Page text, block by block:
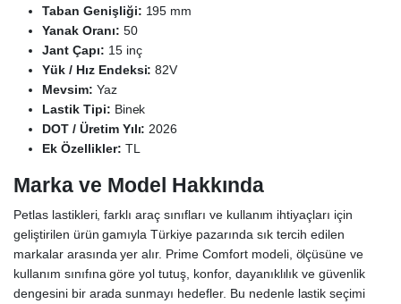
Taban Genişliği: 195 mm
Yanak Oranı: 50
Jant Çapı: 15 inç
Yük / Hız Endeksi: 82V
Mevsim: Yaz
Lastik Tipi: Binek
DOT / Üretim Yılı: 2026
Ek Özellikler: TL
Marka ve Model Hakkında
Petlas lastikleri, farklı araç sınıfları ve kullanım ihtiyaçları için
geliştirilen ürün gamıyla Türkiye pazarında sık tercih edilen
markalar arasında yer alır. Prime Comfort modeli, ölçüsüne ve
kullanım sınıfına göre yol tutuş, konfor, dayanıklılık ve güvenlik
dengesini bir arada sunmayı hedefler. Bu nedenle lastik seçimi